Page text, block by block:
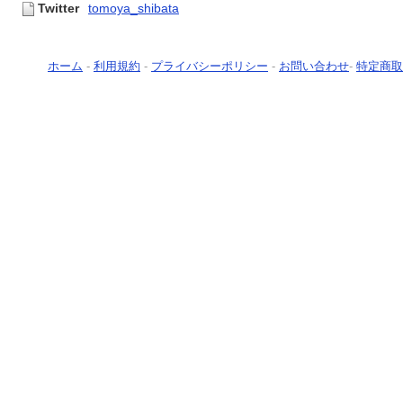
Twitter tomoya_shibata
ホーム - 利用規約 - プライバシーポリシー - お問い合わせ- 特定商